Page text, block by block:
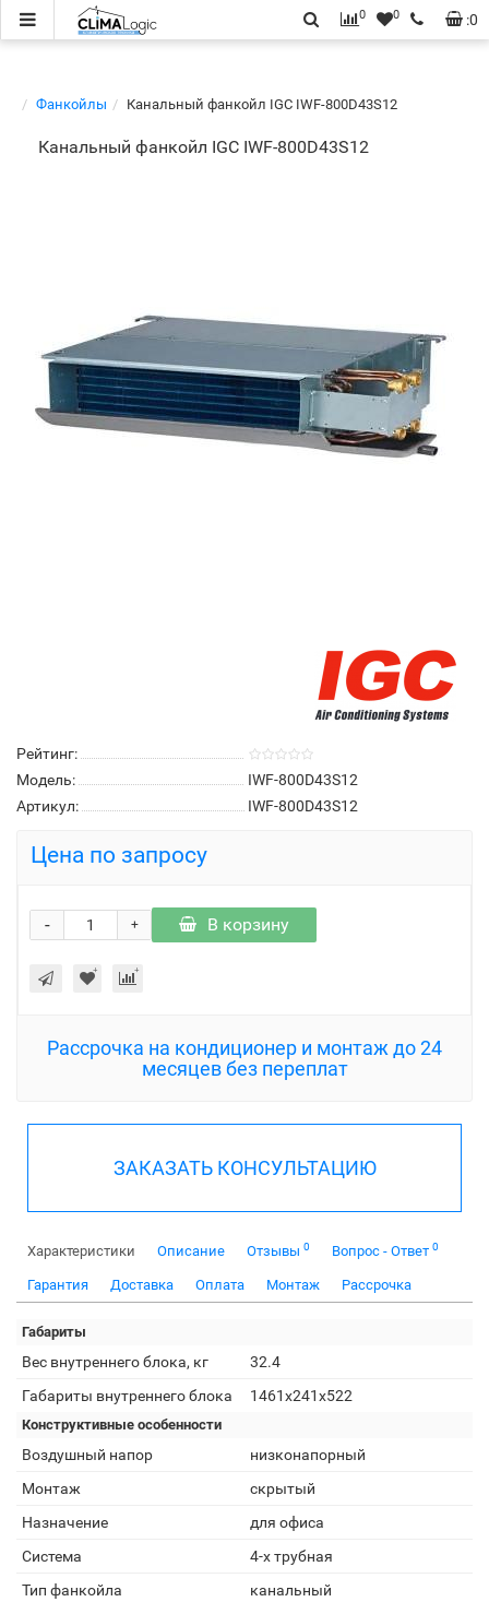
:0
0 0
Фанкойлы Канальный фанкойл IGC IWF-800D43S12
Канальный фанкойл IGC IWF-800D43S12
Рейтинг:
Модель:
IWF-800D43S12
Артикул:
IWF-800D43S12
Цена по запросу
+
- В корзину
Рассрочка на кондиционер и монтаж до 24
месяцев без переплат
ЗАКАЗАТЬ КОНСУЛЬТАЦИЮ
Характеристики Описание Отзывы 0 Вопрос - Ответ 0
Гарантия Доставка Оплата Монтаж Рассрочка
Габариты
Вес внутреннего блока, кг
32.4
Габариты внутреннего блока
1461x241x522
Конструктивные особенности
Воздушный напор
низконапорный
Монтаж
скрытый
Назначение
для офиса
Система
4-х трубная
Тип фанкойла
канальный